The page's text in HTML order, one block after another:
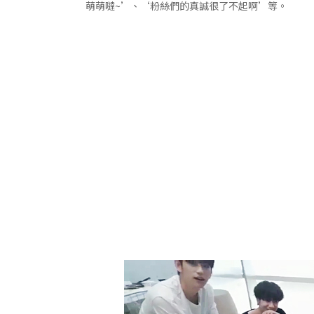
萌萌噠~’、‘粉絲們的真誠很了不起啊’等。